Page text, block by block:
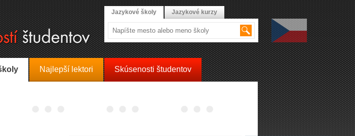
Najlepší lektori Skúsenosti študentov
Jazykové školy Jazykové kurzy